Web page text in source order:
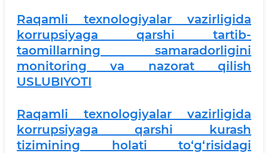
Raqamli texnologiyalar vazirligida
korrupsiyaga qarshi tartib-
taomillarning samaradorligini
monitoring va nazorat qilish
USLUBIYOTI
Raqamli texnologiyalar vazirligida
korrupsiyaga qarshi kurash
tizimining holati to‘g‘risidagi